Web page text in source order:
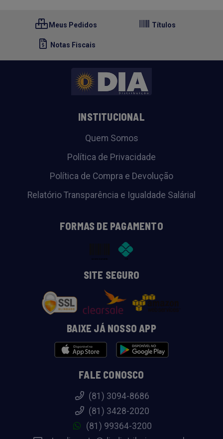
Meus Pedidos Títulos
Notas Fiscais
INSTITUCIONAL
Quem Somos
Política de Privacidade
Política de Compra e Devolução
Relatório Transparência e Igualdade Salárial
FORMAS DE PAGAMENTO
SITE SEGURO
BAIXE JÁ NOSSO APP
FALE CONOSCO
(81) 3094-8686
(81) 3428-2020
(81) 99364-3200